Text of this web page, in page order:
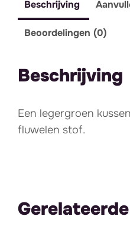
Beschrijving
Beoordelingen (0)
Beschrijving
Een legergroen
fluwelen stof.